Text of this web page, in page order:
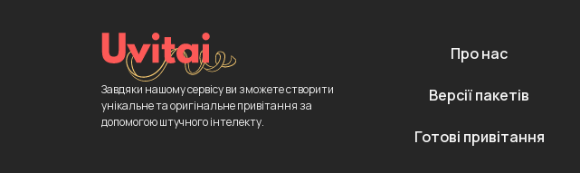
Завдяки нашому сервісу ви зможете створити
унікальне та оригінальне привітання за
допомогою штучного інтелекту.
Про нас
Версії пакетів
Готові привітання